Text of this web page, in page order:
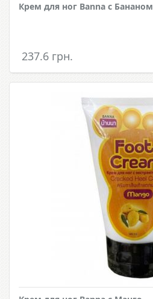
Крем для ног Banna с Бананом
237.6 грн.